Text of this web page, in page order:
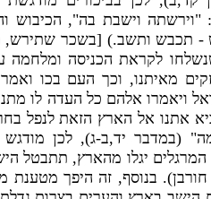
:וירשתה וישבת בה", הכיבוש
- תכבש ותשב.) [בשכר שתירש,
לקראת הכניסה ומלחמה
מאיתנו, וכך העם בכו
ויאמרו אלהם כל העדה לו
אתנו אל הארץ הזאת לנפל
" (במדבר יד,ב-ג), לכן
יגלו מהארץ, תתבטל
). בנוסף, זה היפך מטענת